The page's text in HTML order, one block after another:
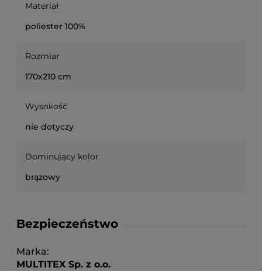
Materiał
poliester 100%
Rozmiar
170x210 cm
Wysokość
nie dotyczy
Dominujący kolor
brązowy
Bezpieczeństwo
Marka
MULTITEX Sp. z o.o.